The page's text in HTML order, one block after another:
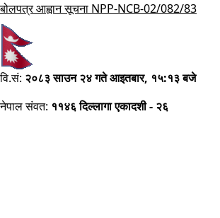
स्टोर किपर पदको नतिजा प्रकाशित गरिएको बारे
बोलपत्र आह्वान सूचना NPP-NCB-02/082/83
वि.सं: २०८३ साउन २४ गते आइतबार, १५:१३ बजे
नेपाल संवत: ११४६ दिल्लागा एकादशी - २६